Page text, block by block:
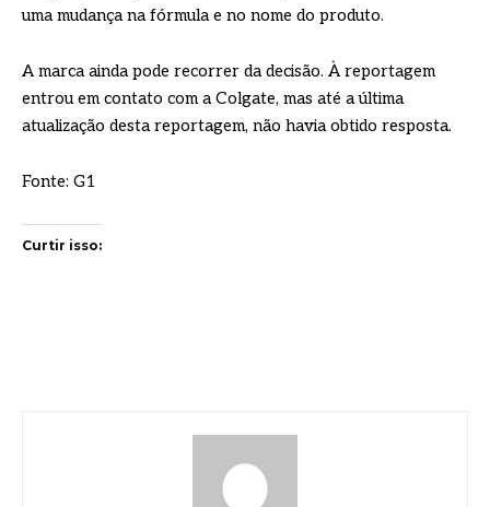
uma mudança na fórmula e no nome do produto.
A marca ainda pode recorrer da decisão. À reportagem
entrou em contato com a Colgate, mas até a última
atualização desta reportagem, não havia obtido resposta.
Fonte: G1
Curtir isso: